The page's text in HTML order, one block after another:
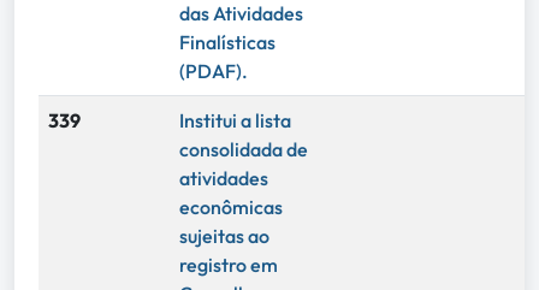
das Atividades
Finalísticas
(PDAF).
339
Institui a lista
consolidada de
atividades
econômicas
sujeitas ao
registro em